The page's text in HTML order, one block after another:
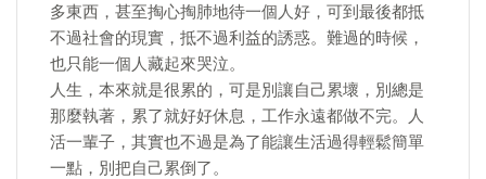
多東西，甚至掏心掏肺地待一個人好，可到最後都抵
不過社會的現實，抵不過利益的誘惑。難過的時候，
也只能一個人藏起來哭泣。
人生，本來就是很累的，可是別讓自己累壞，別總是
那麼執著，累了就好好休息，工作永遠都做不完。人
活一輩子，其實也不過是為了能讓生活過得輕鬆簡單
一點，別把自己累倒了。